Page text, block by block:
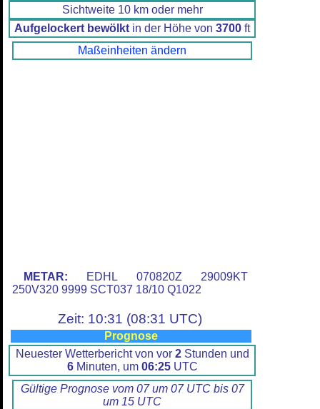
Sichtweite 10 km oder mehr
Aufgelockert bewölkt in der Höhe von 3700 ft
Maßeinheiten ändern
METAR: EDHL 070820Z 29009KT
250V320 9999 SCT037 18/10 Q1022
Zeit: 10:31 (08:31 UTC)
Prognose
Neuester Wetterbericht von vor 2Stunden und
6Minuten, um 06:25UTC
Gültige Prognose vom 07 um 07 UTC bis 07
um 15 UTC